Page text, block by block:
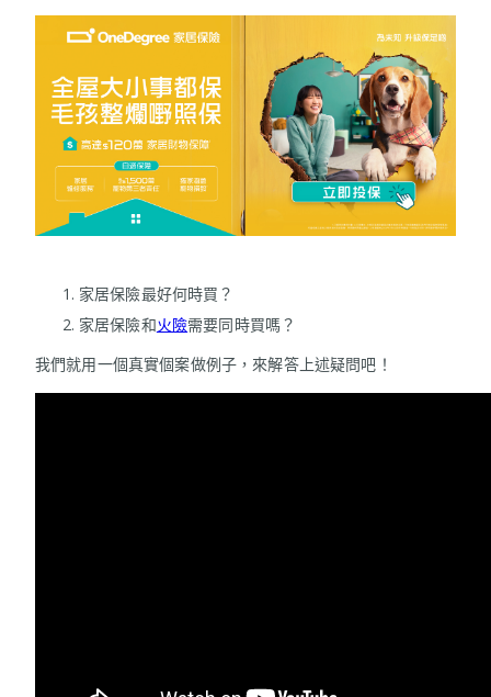
家居保險最好何時買？
家居保險和火險需要同時買嗎？
我們就用一個真實個案做例子，來解答上述疑問吧！